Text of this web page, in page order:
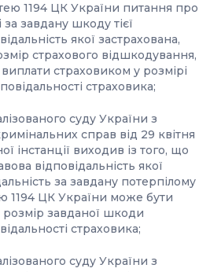
1194 ЦК України питання про
за завдану шкоду тієї
якої застрахована,
страхового відшкодування,
страховиком у розмірі
страховика;
суду України з
справ від 29 квітня
інстанції виходив із того, що
відповідальність якої
за завдану потерпілому
1194 ЦК України може бути
розмір завданої шкоди
страховика;
суду України з